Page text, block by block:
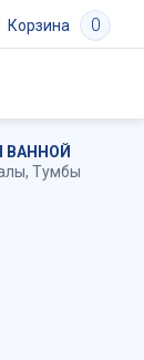
Корзина 0
ВАННОЙ
, Тумбы